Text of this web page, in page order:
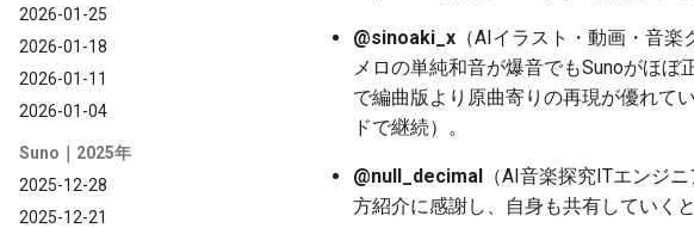
2026-01-25
2026-01-18
2026-01-11
2026-01-04
Suno｜2025年
2025-12-28
2025-12-21
@sinoaki_x （AIイラスト・動画・音
メロの単純和音が爆音でもSunoがほ
で編曲版より原曲寄りの再現が優れて
ドで継続）。
@null_decimal （AI音楽探究ITエンジ
方紹介に感謝し、自身も共有していく